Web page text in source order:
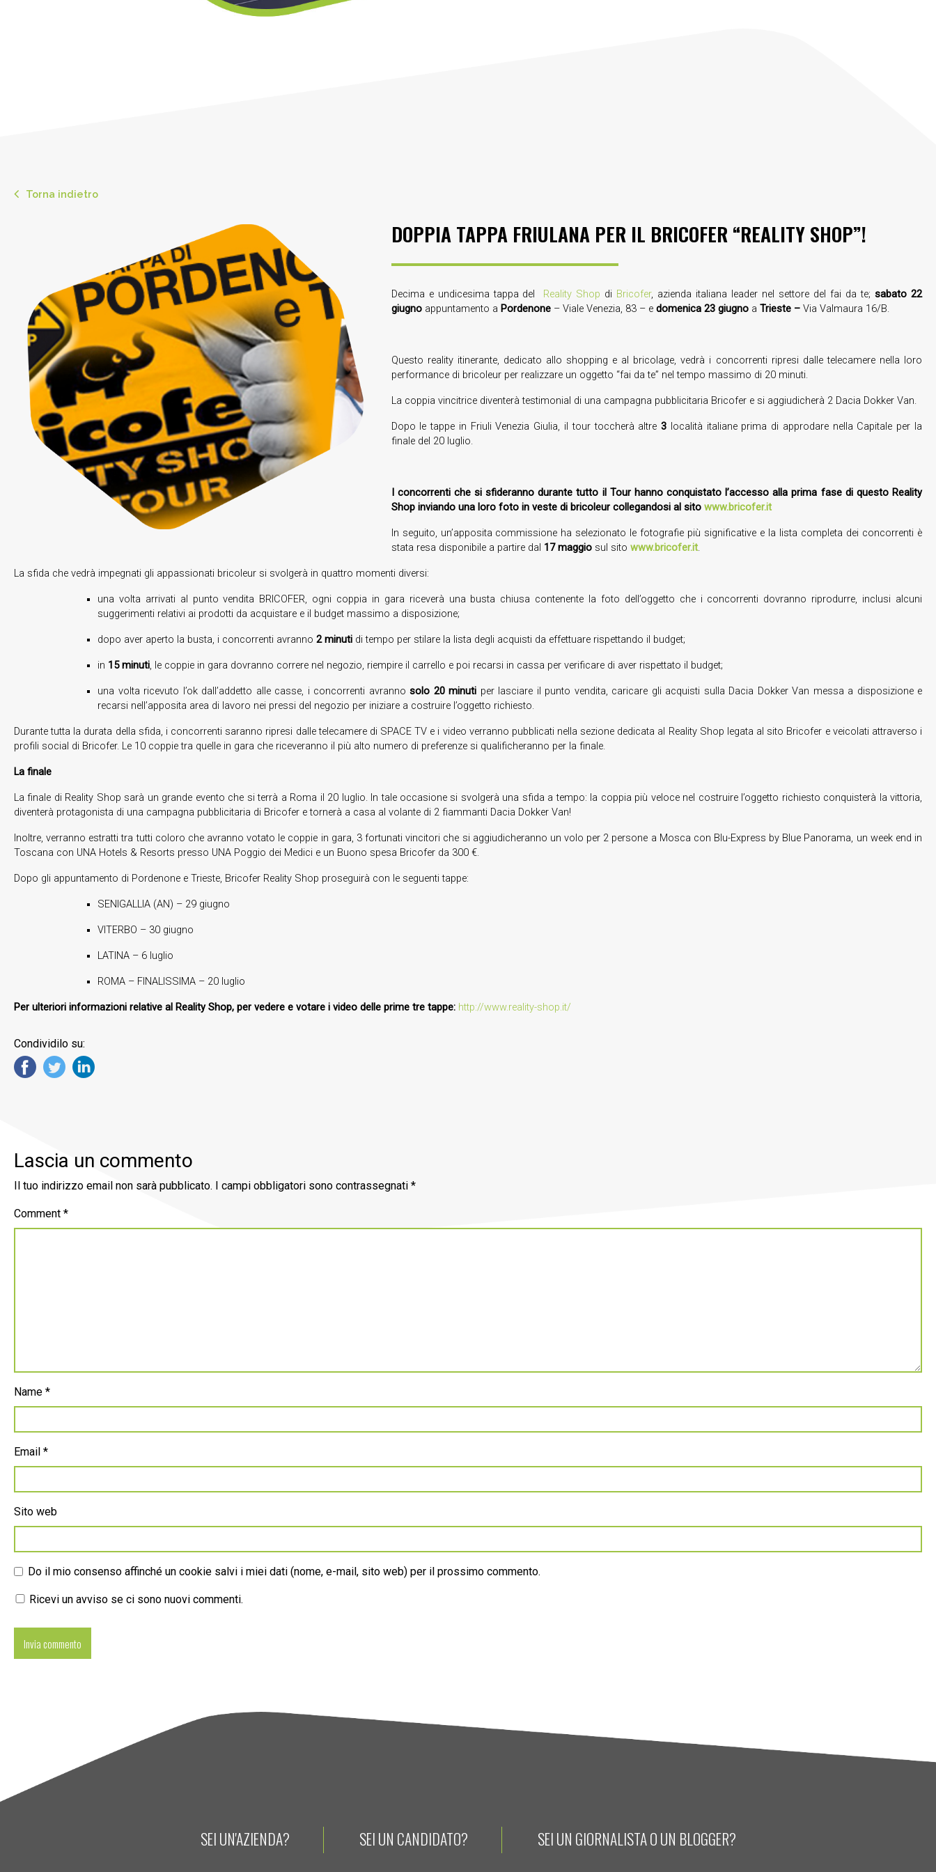
Torna indietro
DOPPIA TAPPA FRIULANA PER IL BRICOFER “REALITY SHOP”!
Decima e undicesima tappa del Reality Shop di Bricofer, azienda italiana leader nel settore del fai da te;sabato 22
giugno appuntamento a Pordenone– Viale Venezia, 83 – e domenica 23 giugno a Trieste – Via Valmaura 16/B.
Questo reality itinerante, dedicato allo shopping e al bricolage, vedrà i concorrenti ripresi dalle telecamere nella loro
performance di bricoleur per realizzare un oggetto “fai da te” nel tempo massimo di 20 minuti.
La coppia vincitrice diventerà testimonial di una campagna pubblicitaria Bricofer e si aggiudicherà 2 Dacia Dokker Van.
Dopo le tappe in Friuli Venezia Giulia, il tour toccherà altre3 località italiane prima di approdare nella Capitale per la
finale del 20 luglio.
I concorrenti che si sfideranno durante tutto il Tour hanno conquistato l’accesso alla prima fase di questo Reality
Shop inviando una loro foto in veste di bricoleur collegandosi al sito www.bricofer.it
In seguito, un’apposita commissione ha selezionato le fotografie più significative e la lista completa dei concorrenti è
stata resa disponibile a partire dal 17 maggiosul sito www.bricofer.it.
La sfida che vedrà impegnati gli appassionati bricoleur si svolgerà in quattro momenti diversi:
una volta arrivati al punto vendita BRICOFER, ogni coppia in gara riceverà una busta chiusa contenente la foto dell’oggetto che i concorrenti dovranno riprodurre, inclusi alcuni
suggerimenti relativi ai prodotti da acquistare e il budget massimo a disposizione;
dopo aver aperto la busta, i concorrenti avranno 2 minuti di tempo per stilare la lista degli acquisti da effettuare rispettando il budget;
in 15 minuti, le coppie in gara dovranno correre nel negozio, riempire il carrello e poi recarsi in cassa per verificare di aver rispettato il budget;
una volta ricevuto l’ok dall’addetto alle casse, i concorrenti avranno solo 20 minuti per lasciare il punto vendita, caricare gli acquisti sulla Dacia Dokker Van messa a disposizione e
recarsi nell’apposita area di lavoro nei pressi del negozio per iniziare a costruire l’oggetto richiesto.
Durante tutta la durata della sfida, i concorrenti saranno ripresi dalle telecamere di SPACE TV e i video verranno pubblicati nella sezione dedicata al Reality Shop legata al sito Bricofer e veicolati attraverso i
profili social di Bricofer. Le 10 coppie tra quelle in gara che riceveranno il più alto numero di preferenze si qualificheranno per la finale.
La finale
La finale di Reality Shop sarà un grande evento che si terrà a Roma il 20 luglio. In tale occasione si svolgerà una sfida a tempo: la coppia più veloce nel costruire l’oggetto richiesto conquisterà la vittoria,
diventerà protagonista di una campagna pubblicitaria di Bricofer e tornerà a casa al volante di 2 fiammanti Dacia Dokker Van!
Inoltre, verranno estratti tra tutti coloro che avranno votato le coppie in gara, 3 fortunati vincitori che si aggiudicheranno un volo per 2 persone a Mosca con Blu-Express by Blue Panorama, un week end in
Toscana con UNA Hotels & Resorts presso UNA Poggio dei Medici e un Buono spesa Bricofer da 300 €.
Dopo gli appuntamento di Pordenone e Trieste, Bricofer Reality Shop proseguirà con le seguenti tappe:
SENIGALLIA (AN) – 29 giugno
VITERBO – 30 giugno
LATINA – 6 luglio
ROMA – FINALISSIMA – 20 luglio
Per ulteriori informazioni relative al Reality Shop, per vedere e votare i video delle prime tre tappe: http://www.reality-shop.it/
Condividilo su:
Lascia un commento
Il tuo indirizzo email non sarà pubblicato. I campi obbligatori sono contrassegnati *
Comment *
Name *
Email *
Sito web
Do il mio consenso affinché un cookie salvi i miei dati (nome, e-mail, sito web) per il prossimo commento.
Ricevi un avviso se ci sono nuovi commenti.
SEI UN'AZIENDA? SEI UN CANDIDATO? SEI UN GIORNALISTA O UN BLOGGER?